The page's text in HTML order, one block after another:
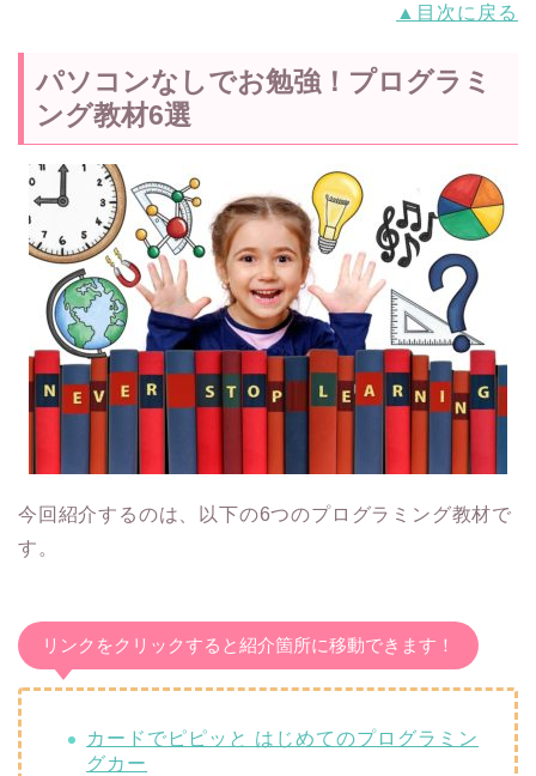
▲目次に戻る
パソコンなしでお勉強！プログラミ
ング教材6選
今回紹介するのは、以下の6つのプログラミング教材で
す。
リンクをクリックすると紹介箇所に移動できます！
カードでピピッと はじめてのプログラミン
グカー